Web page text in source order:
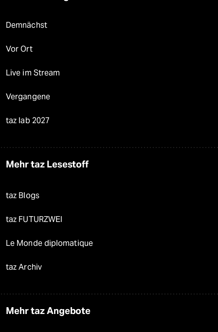
Demnächst
Vor Ort
Live im Stream
Vergangene
taz lab 2027
Mehr taz Lesestoff
taz Blogs
taz FUTURZWEI
Le Monde diplomatique
taz Archiv
Mehr taz Angebote